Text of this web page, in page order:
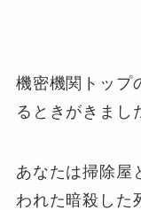
機密機関トップ
るときがきまし
あなたは掃除屋
われた暗殺した